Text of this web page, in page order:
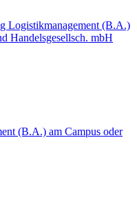
Logistikmanagement (B.A.)
Handelsgesellsch. mbH
(B.A.) am Campus oder